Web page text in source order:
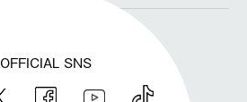
OFFICIAL SNS